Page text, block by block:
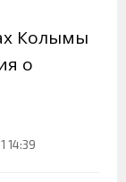
Колымы
о
14:39